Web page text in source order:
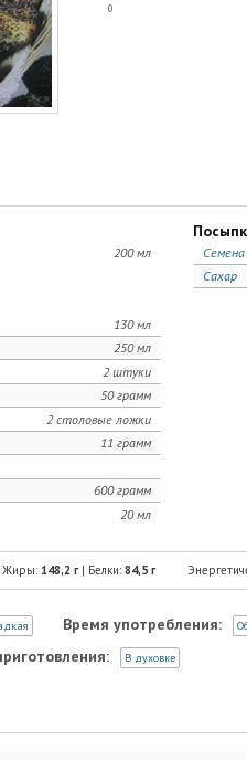
0
200 мл
Сахар
130 мл
250 мл
2 штуки
50 грамм
2 столовые ложки
11 грамм
600 грамм
20 мл
148,2г| Белки: 84,5г
Время употребления:
В духовке